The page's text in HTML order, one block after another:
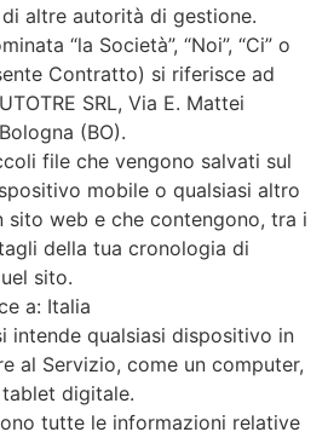
altre autorità di gestione.
“la Società”, “Noi”, “Ci” o
Contratto) si riferisce ad
SRL, Via E. Mattei
(BO).
file che vengono salvati sul
mobile o qualsiasi altro
sito web e che contengono, tra i
della tua cronologia di
sito.
a: Italia
intende qualsiasi dispositivo in
al Servizio, come un computer,
digitale.
tutte le informazioni relative